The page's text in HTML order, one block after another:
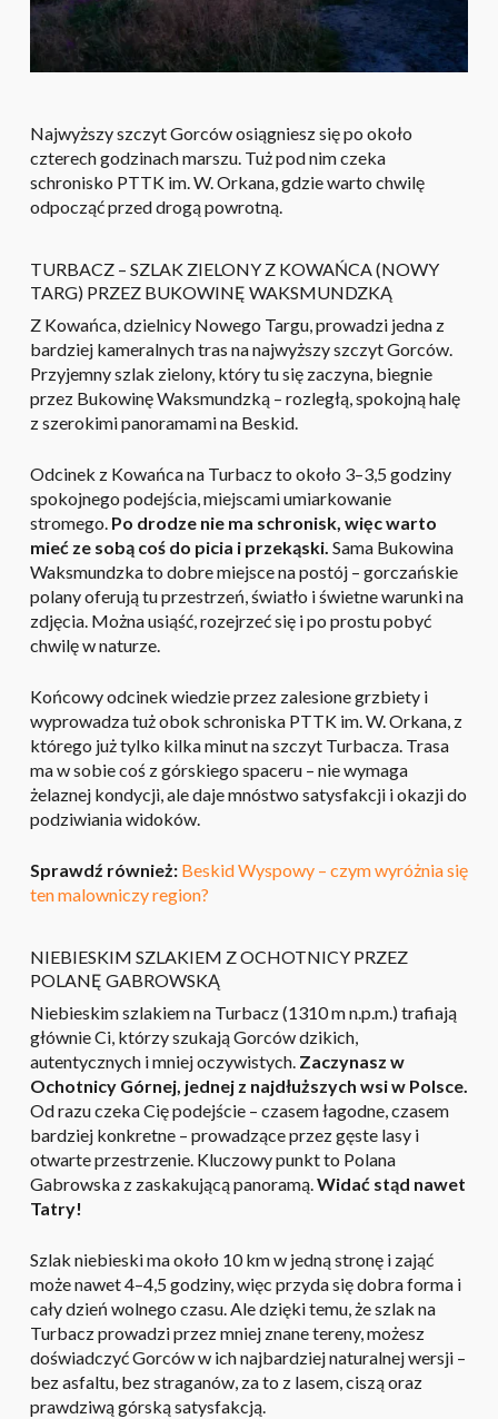
Najwyższy szczyt Gorców osiągniesz się po około
czterech godzinach marszu. Tuż pod nim czeka
schronisko PTTK im. W. Orkana, gdzie warto chwilę
odpocząć przed drogą powrotną.
TURBACZ – SZLAK ZIELONY Z KOWAŃCA (NOWY
TARG) PRZEZ BUKOWINĘ WAKSMUNDZKĄ
Z Kowańca, dzielnicy Nowego Targu, prowadzi jedna z
bardziej kameralnych tras na najwyższy szczyt Gorców.
Przyjemny szlak zielony, który tu się zaczyna, biegnie
przez Bukowinę Waksmundzką – rozległą, spokojną halę
z szerokimi panoramami na Beskid.
Odcinek z Kowańca na Turbacz to około 3–3,5 godziny
spokojnego podejścia, miejscami umiarkowanie
stromego. Po drodze nie ma schronisk, więc warto
mieć ze sobą coś do picia i przekąski. Sama Bukowina
Waksmundzka to dobre miejsce na postój – gorczańskie
polany oferują tu przestrzeń, światło i świetne warunki na
zdjęcia. Można usiąść, rozejrzeć się i po prostu pobyć
chwilę w naturze.
Końcowy odcinek wiedzie przez zalesione grzbiety i
wyprowadza tuż obok schroniska PTTK im. W. Orkana, z
którego już tylko kilka minut na szczyt Turbacza. Trasa
ma w sobie coś z górskiego spaceru – nie wymaga
żelaznej kondycji, ale daje mnóstwo satysfakcji i okazji do
podziwiania widoków.
Sprawdź również: Beskid Wyspowy – czym wyróżnia się
ten malowniczy region?
NIEBIESKIM SZLAKIEM Z OCHOTNICY PRZEZ
POLANĘ GABROWSKĄ
Niebieskim szlakiem na Turbacz (1310 m n.p.m.) trafiają
głównie Ci, którzy szukają Gorców dzikich,
autentycznych i mniej oczywistych. Zaczynasz w
Ochotnicy Górnej, jednej z najdłuższych wsi w Polsce.
Od razu czeka Cię podejście – czasem łagodne, czasem
bardziej konkretne – prowadzące przez gęste lasy i
otwarte przestrzenie. Kluczowy punkt to Polana
Gabrowska z zaskakującą panoramą. Widać stąd nawet
Tatry!
Szlak niebieski ma około 10 km w jedną stronę i zająć
może nawet 4–4,5 godziny, więc przyda się dobra forma i
cały dzień wolnego czasu. Ale dzięki temu, że szlak na
Turbacz prowadzi przez mniej znane tereny, możesz
doświadczyć Gorców w ich najbardziej naturalnej wersji –
bez asfaltu, bez straganów, za to z lasem, ciszą oraz
prawdziwą górską satysfakcją.